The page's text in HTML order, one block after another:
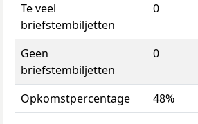
Te veel
briefstembiljetten
0
Geen
briefstembiljetten
0
Opkomstpercentage 48%